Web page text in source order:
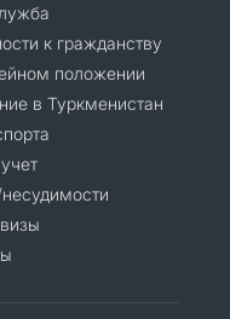
к гражданству
положении
в Туркменистан